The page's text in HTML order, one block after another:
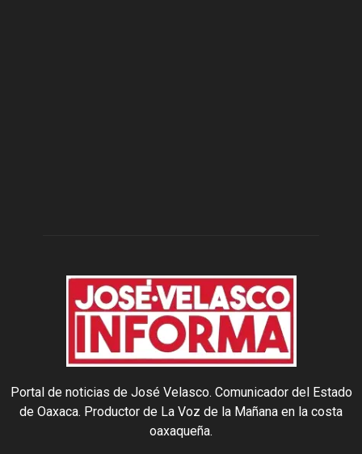
Portal de noticias de José Velasco. Comunicador del Estado
de Oaxaca. Productor de La Voz de la Mañana en la costa
oaxaqueña.